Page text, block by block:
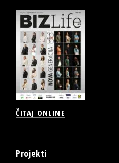
ČITAJ ONLINE
Projekti